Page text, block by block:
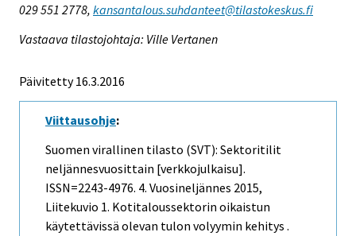
029 551 2778, kansantalous.suhdanteet@tilastokeskus.fi
Vastaava tilastojohtaja: Ville Vertanen
Päivitetty 16.3.2016
Viittausohje:
Suomen virallinen tilasto (SVT): Sektoritilit
neljännesvuosittain [verkkojulkaisu].
ISSN=2243-4976. 4. Vuosineljännes 2015,
Liitekuvio 1. Kotitaloussektorin oikaistun
käytettävissä olevan tulon volyymin kehitys .